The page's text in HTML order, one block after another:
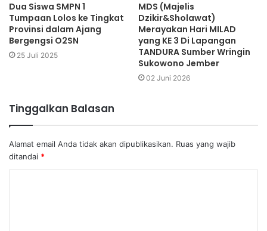
Dua Siswa SMPN 1
Tumpaan Lolos ke Tingkat
Provinsi dalam Ajang
Bergengsi O2SN
25 Juli 2025
MDS (Majelis
Dzikir&Sholawat)
Merayakan Hari MILAD
yang KE 3 Di Lapangan
TANDURA Sumber Wringin
Sukowono Jember
02 Juni 2026
Tinggalkan Balasan
Alamat email Anda tidak akan dipublikasikan. Ruas yang wajib
ditandai *